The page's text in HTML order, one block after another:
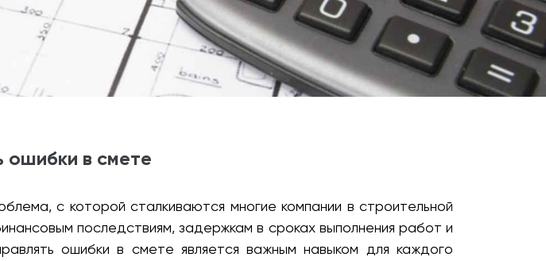
ошибки в смете
с которой сталкиваются многие компании в строительной
последствиям, задержкам в сроках выполнения работ и
ошибки в смете является важным навыком для каждого